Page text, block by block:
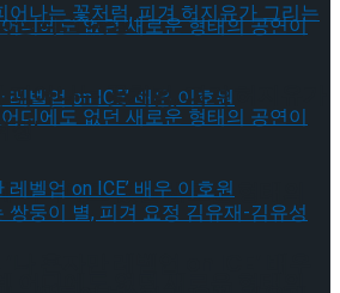
디에도 없던 새로운 형태의
성적인 여정’
어나는 꽃처럼, 피겨 허지유가
정’